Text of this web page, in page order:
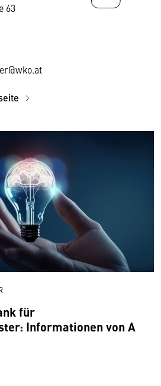
63
für
Informationen von A